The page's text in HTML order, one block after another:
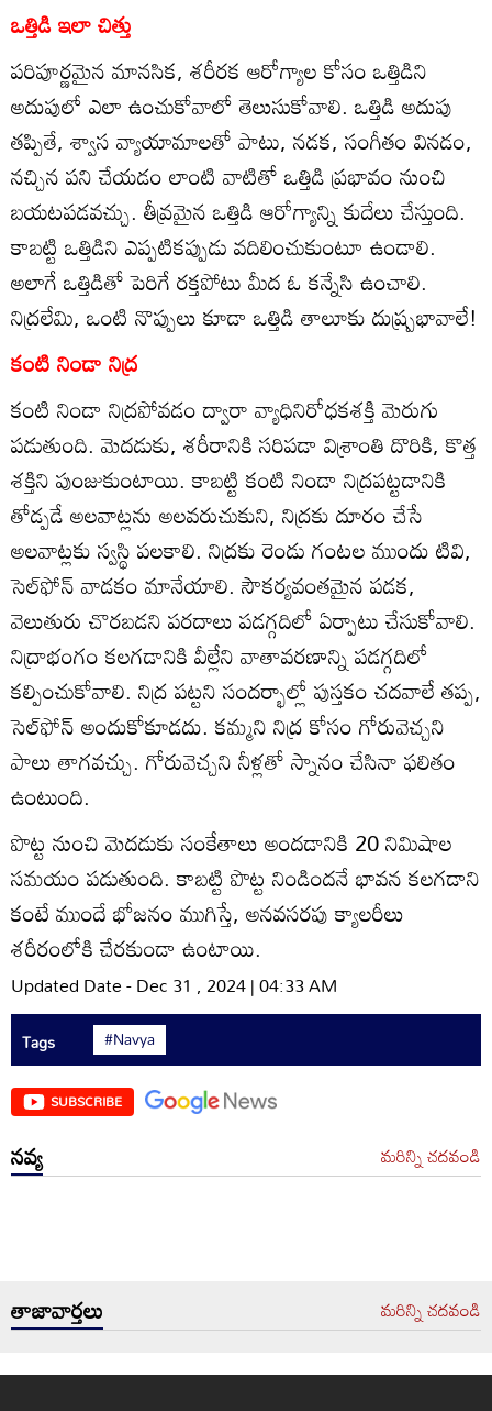
ఒత్తిడి ఇలా చిత్తు
పరిపూర్ణమైన మానసిక, శరీరక ఆరోగ్యాల కోసం ఒత్తిడిని
అదుపులో ఎలా ఉంచుకోవాలో తెలుసుకోవాలి. ఒత్తిడి అదుపు
తప్పితే, శ్వాస వ్యాయామాలతో పాటు, నడక, సంగీతం వినడం,
నచ్చిన పని చేయడం లాంటి వాటితో ఒత్తిడి ప్రభావం నుంచి
బయటపడవచ్చు. తీవ్రమైన ఒత్తిడి ఆరోగ్యాన్ని కుదేలు చేస్తుంది.
కాబట్టి ఒత్తిడిని ఎప్పటికప్పుడు వదిలించుకుంటూ ఉండాలి.
అలాగే ఒత్తిడితో పెరిగే రక్తపోటు మీద ఓ కన్నేసి ఉంచాలి.
నిద్రలేమి, ఒంటి నొప్పులు కూడా ఒత్తిడి తాలూకు దుష్ప్రభావాలే!
కంటి నిండా నిద్ర
కంటి నిండా నిద్రపోవడం ద్వారా వ్యాధినిరోధకశక్తి మెరుగు
పడుతుంది. మెదడుకు, శరీరానికి సరిపడా విశ్రాంతి దొరికి, కొత్త
శక్తిని పుంజుకుంటాయి. కాబట్టి కంటి నిండా నిద్రపట్టడానికి
తోడ్పడే అలవాట్లను అలవరుచుకుని, నిద్రకు దూరం చేసే
అలవాట్లకు స్వస్థి పలకాలి. నిద్రకు రెండు గంటల ముందు టివి,
సెల్‌ఫోన్‌ వాడకం మానేయాలి. సౌకర్యవంతమైన పడక,
వెలుతురు చొరబడని పరదాలు పడగ్గదిలో ఏర్పాటు చేసుకోవాలి.
నిద్రాభంగం కలగడానికి వీల్లేని వాతావరణాన్ని పడగ్గదిలో
కల్పించుకోవాలి. నిద్ర పట్టని సందర్భాల్లో పుస్తకం చదవాలే తప్ప,
సెల్‌ఫోన్‌ అందుకోకూడదు. కమ్మని నిద్ర కోసం గోరువెచ్చని
పాలు తాగవచ్చు. గోరువెచ్చని నీళ్లతో స్నానం చేసినా ఫలితం
ఉంటుంది.
పొట్ట నుంచి మెదడుకు సంకేతాలు అందడానికి 20 నిమిషాల
సమయం పడుతుంది. కాబట్టి పొట్ట నిండిందనే భావన కలగడాని
కంటే ముందే భోజనం ముగిస్తే, అనవసరపు క్యాలరీలు
శరీరంలోకి చేరకుండా ఉంటాయి.
Updated Date - Dec 31 , 2024 | 04:33 AM
Tags #Navya
SUBSCRIBE
నవ్య మరిన్ని చదవండి
తాజావార్తలు మరిన్ని చదవండి